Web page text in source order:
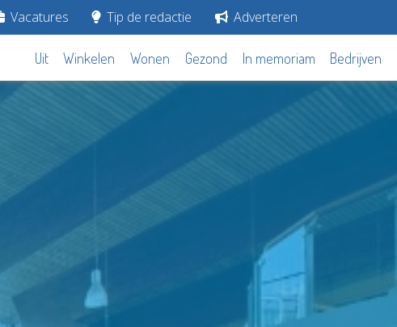
Vacatures Tip de redactie Adverteren
Uit Winkelen Wonen Gezond In memoriam Bedrijven